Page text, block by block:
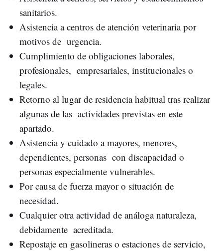
sanitarios.
Asistencia a centros de atención veterinaria por
motivos de urgencia.
Cumplimiento de obligaciones laborales,
profesionales, empresariales, institucionales o
legales.
Retorno al lugar de residencia habitual tras realizar
algunas de las actividades previstas en este
apartado.
Asistencia y cuidado a mayores, menores,
dependientes, personas con discapacidad o
personas especialmente vulnerables.
Por causa de fuerza mayor o situación de
necesidad.
Cualquier otra actividad de análoga naturaleza,
debidamente acreditada.
Repostaje en gasolineras o estaciones de servicio,